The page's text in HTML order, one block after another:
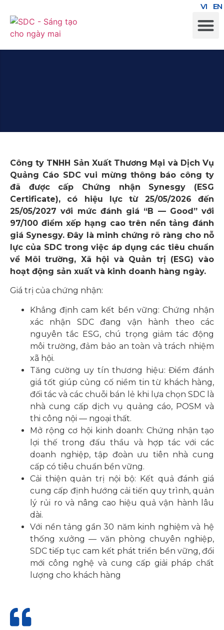
VI EN
Công ty TNHH Sản Xuất Thương Mại và Dịch Vụ
Quảng Cáo SDC vui mừng thông báo công ty
đã được cấp Chứng nhận Synesgy (ESG
Certificate), có hiệu lực từ 25/05/2026 đến
25/05/2027 với mức đánh giá “B — Good” với
97/100 điểm xếp hạng cao trên nền tảng đánh
giá Synesgy. Đây là minh chứng rõ ràng cho nỗ
lực của SDC trong việc áp dụng các tiêu chuẩn
về Môi trường, Xã hội và Quản trị (ESG) vào
hoạt động sản xuất và kinh doanh hàng ngày.
Giá trị của chứng nhận:
Khẳng định cam kết bền vững: Chứng nhận
xác nhận SDC đang vận hành theo các
nguyên tắc ESG, chú trọng giảm tác động
môi trường, đảm bảo an toàn và trách nhiệm
xã hội.
Tăng cường uy tín thương hiệu: Điểm đánh
giá tốt giúp củng cố niềm tin từ khách hàng,
đối tác và các chuỗi bán lẻ khi lựa chọn SDC là
nhà cung cấp dịch vụ quảng cáo, POSM và
thi công nội — ngoại thất.
Mở rộng cơ hội kinh doanh: Chứng nhận tạo
lợi thế trong đấu thầu và hợp tác với các
doanh nghiệp, tập đoàn ưu tiên nhà cung
cấp có tiêu chuẩn bền vững.
Cải thiện quản trị nội bộ: Kết quả đánh giá
cung cấp định hướng cải tiến quy trình, quản
lý rủi ro và nâng cao hiệu quả vận hành lâu
dài.
Với nền tảng gần 30 năm kinh nghiệm và hệ
thống xưởng — văn phòng chuyên nghiệp,
SDC tiếp tục cam kết phát triển bền vững, đổi
mới công nghệ và cung cấp giải pháp chất
lượng cho khách hàng